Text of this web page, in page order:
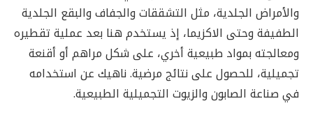
والأمراض الجلدية، مثل التشققات والجفاف والبقع الجلدية
الطفيفة وحتى الاكزيما، إذ يستخدم هنا بعد عملية تقطيره
ومعالجته بمواد طبيعية أخري، على شكل مراهم أو أقنعة
تجميلية، للحصول على نتائج مرضية. ناهيك عن استخدامه
في صناعة الصابون والزيوت التجميلية الطبيعية.